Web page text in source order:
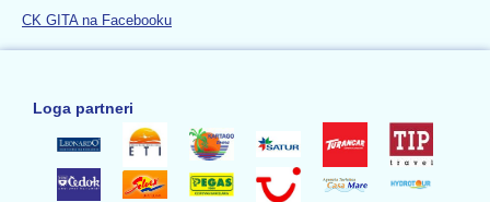
CK GITA na Facebooku
Loga partneri